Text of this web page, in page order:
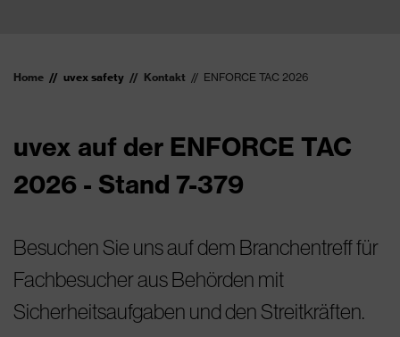
Home uvex safety Kontakt ENFORCE TAC 2026
uvex auf der ENFORCE TAC
2026 - Stand 7-379
Besuchen Sie uns auf dem Branchentreff für
Fachbesucher aus Behörden mit
Sicherheitsaufgaben und den Streitkräften.